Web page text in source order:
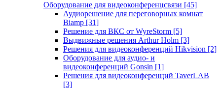
Оборудование для видеоконференцсвязи [45]
Аудиорешение для переговорных комнат
Biamp [31]
Решение для ВКС от WyreStorm [5]
Выдвижные решения Arthur Holm [3]
Решения для видеоконференций Hikvision [2]
Оборудование для аудио- и
видеоконференций Gonsin [1]
Решения для видеоконференций TaverLAB
[3]